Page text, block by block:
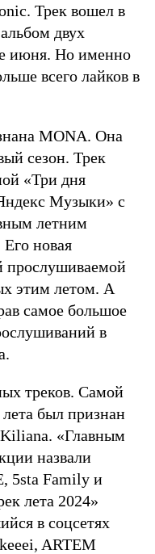
Трек вошел в
двух
июня. Но именно
всего лайков в
MONA. Она
сезон. Трек
«Три дня
Музыки» с
летним
новая
прослушиваемой
этим летом. А
самое большое
в
треков. Самой
был признан
«Главным
назвали
5sta Family и
лета 2024»
в соцсетях
ARTEM